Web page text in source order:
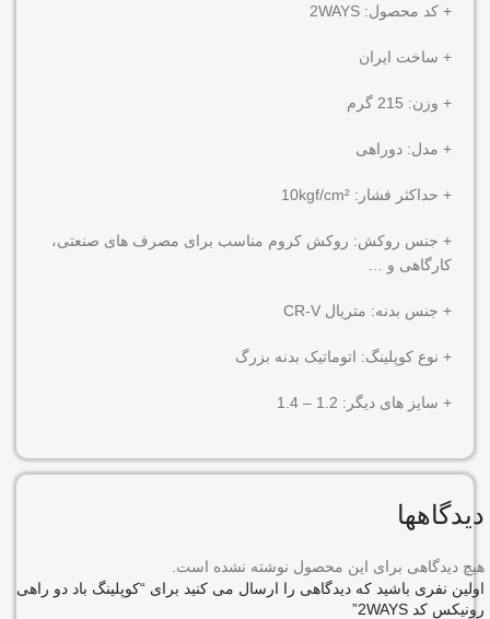
+ کد محصول: 2WAYS
+ ساخت ایران
+ وزن: 215 گرم
+ مدل: دوراهی
+ حداکثر فشار: 10kgf/cm²
+ جنس روکش: روکش کروم مناسب برای مصرف های صنعتی،
کارگاهی و …
+ جنس بدنه: متریال CR-V
+ نوع کوپلینگ: اتوماتیک بدنه بزرگ
+ سایز های دیگر: 1.2 – 1.4
دیدگاهها
هیچ دیدگاهی برای این محصول نوشته نشده است.
اولین نفری باشید که دیدگاهی را ارسال می کنید برای “کوپلینگ باد دو راهی
رونیکس کد 2WAYS”